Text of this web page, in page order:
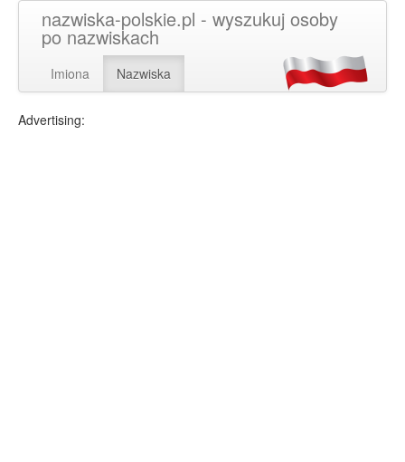
nazwiska-polskie.pl - wyszukuj osoby
po nazwiskach
Imiona Nazwiska
Advertising: